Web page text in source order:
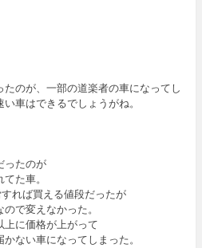
のが、一部の道楽者の車になってし
車はできるでしょうがね。
ったのが
た車。
れば買える値段だったが
で変えなかった。
に価格が上がって
ない車になってしまった。